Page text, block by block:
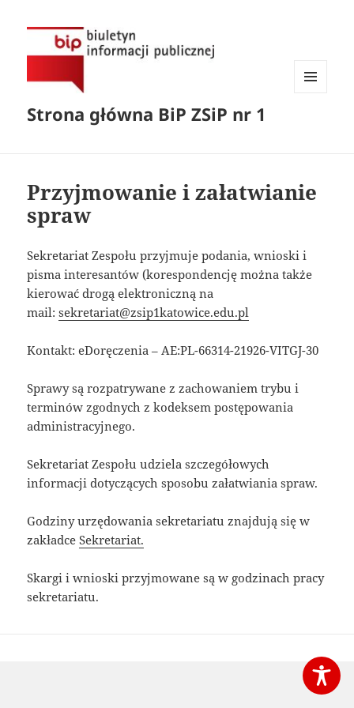
Strona główna BiP ZSiP nr 1
Przyjmowanie i załatwianie
spraw
Sekretariat Zespołu przyjmuje podania, wnioski i
pisma interesantów (korespondencję można także
kierować drogą elektroniczną na
mail:sekretariat@zsip1katowice.edu.pl
Kontakt: eDoręczenia – AE:PL-66314-21926-VITGJ-30
Sprawy są rozpatrywane z zachowaniem trybu i
terminów zgodnych z kodeksem postępowania
administracyjnego.
Sekretariat Zespołu udziela szczegółowych
informacji dotyczących sposobu załatwiania spraw.
Godziny urzędowania sekretariatu znajdują się w
zakładceSekretariat.
Skargi i wnioski przyjmowane są w godzinach pracy
sekretariatu.